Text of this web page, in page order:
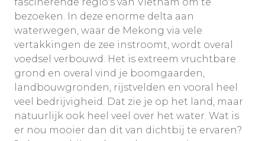
bezoeken. In deze enorme delta aan
waterwegen, waar de Mekong via vele
vertakkingen de zee instroomt, wordt overal
voedsel verbouwd. Het is extreem vruchtbare
grond en overal vind je boomgaarden,
landbouwgronden, rijstvelden en vooral heel
veel bedrijvigheid. Dat zie je op het land, maar
natuurlijk ook heel veel over het water. Wat is
er nou mooier dan dit van dichtbij te ervaren?